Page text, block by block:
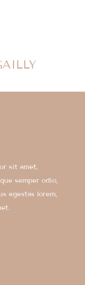
sit amet,
semper odio,
egestas lorem,